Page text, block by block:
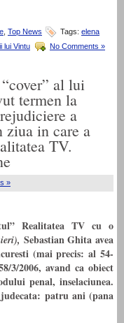
Top News Tags: elena
lui Vintu No Comments »
al lui
termen la
a
in care a
TV.
»
Realitatea TV cu o
Sebastian Ghita avea
(mai precis: al 54-
3/2006, avand ca obiect
penal, inselaciunea.
patru ani (pana